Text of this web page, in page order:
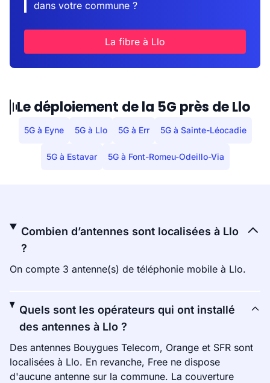
dans votre commune ?
La fibre à Llo
Le déploiement de la 5G près de Llo
5G à Eyne 5G à Llo 5G à Err 5G à Sainte-Léocadie
5G à Estavar 5G à Font-Romeu-Odeillo-Via
Combien d’antennes sont localisées à Llo
?
On compte 3 antenne(s) de téléphonie mobile à Llo.
Quels sont les opérateurs qui ont installé
des antennes à Llo ?
Des antennes Bouygues Telecom, Orange et SFR sont
localisées à Llo. En revanche, Free ne dispose
d'aucune antenne sur la commune. La couverture